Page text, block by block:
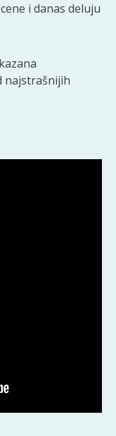
i danas deluju
najstrašnijih